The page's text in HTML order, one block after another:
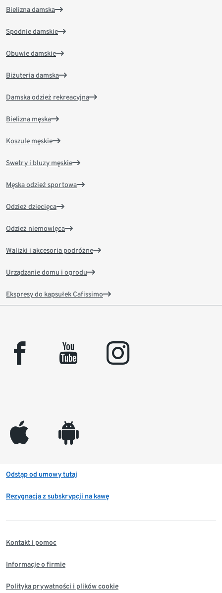
Bielizna damska
Spodnie damskie
Obuwie damskie
Biżuteria damska
Damska odzież rekreacyjna
Bielizna męska
Koszule męskie
Swetry i bluzy męskie
Męska odzież sportowa
Odzież dziecięca
Odzież niemowlęca
Walizki i akcesoria podróżne
Urządzanie domu i ogrodu
Ekspresy do kapsułek Cafissimo
facebook youtube instagram
appleinc android
Odstąp od umowy tutaj
Rezygnacja z subskrypcji na kawę
Kontakt i pomoc
Informacje o firmie
Polityka prywatności i plików cookie